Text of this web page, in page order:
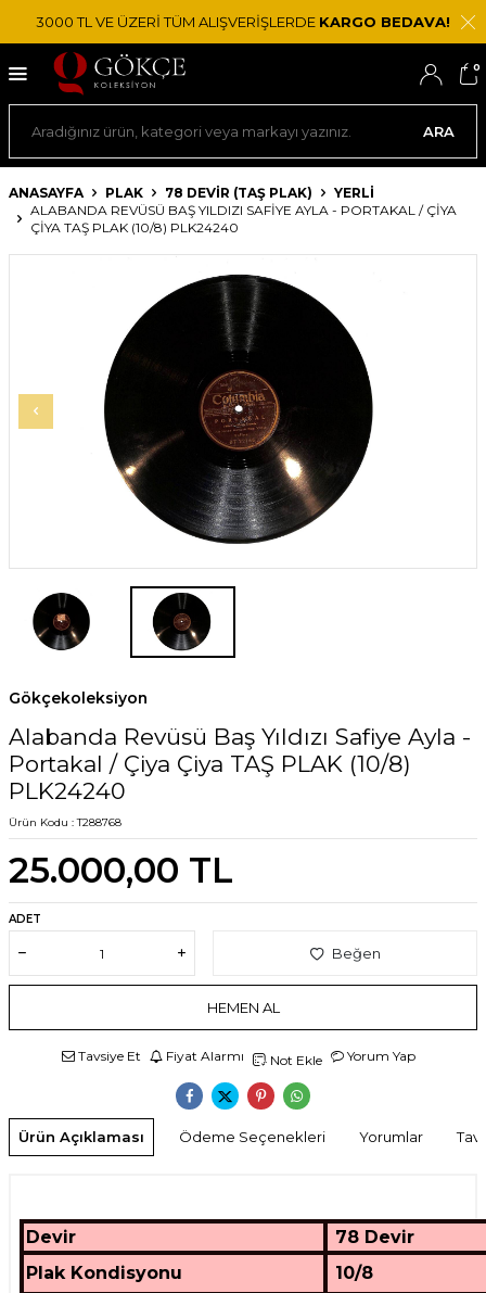
3000 TL VE ÜZERİ TÜM ALIŞVERİŞLERDE KARGO BEDAVA!
ARA
0
ANASAYFA PLAK 78 DEVIR (TAŞ PLAK)
YERLI
ALABANDA REVÜSÜ BAŞ YILDIZI SAFIYE AYLA - PORTAKAL / ÇIYA
ÇIYA TAŞ PLAK (10/8) PLK24240
Gökçekoleksiyon
Alabanda Revüsü Baş Yıldızı Safiye Ayla -
Portakal / Çiya Çiya TAŞ PLAK (10/8)
PLK24240
Ürün Kodu :T288768
25.000,00 TL
ADET
Beğen
HEMEN AL
Tavsiye Et Fiyat Alarmı Not Ekle Yorum Yap
Ürün Açıklaması Ödeme Seçenekleri Yorumlar
Devir
78 Devir
Plak Kondisyonu
10/8